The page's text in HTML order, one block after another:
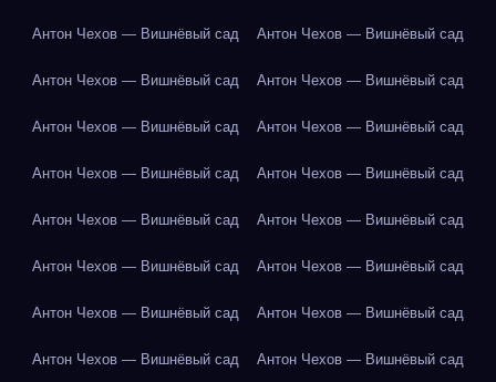
Антон Чехов — Вишнёвый сад Антон Чехов — Вишнёвый сад
Антон Чехов — Вишнёвый сад Антон Чехов — Вишнёвый сад
Антон Чехов — Вишнёвый сад Антон Чехов — Вишнёвый сад
Антон Чехов — Вишнёвый сад Антон Чехов — Вишнёвый сад
Антон Чехов — Вишнёвый сад Антон Чехов — Вишнёвый сад
Антон Чехов — Вишнёвый сад Антон Чехов — Вишнёвый сад
Антон Чехов — Вишнёвый сад Антон Чехов — Вишнёвый сад
Антон Чехов — Вишнёвый сад Антон Чехов — Вишнёвый сад